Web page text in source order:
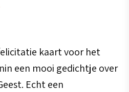
kaart voor het
een mooi gedichtje over
Echt een